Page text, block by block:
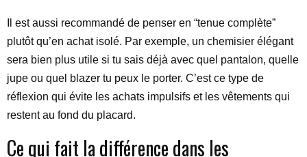
Il est aussi recommandé de penser en “tenue complète”
plutôt qu’en achat isolé. Par exemple, un chemisier élégant
sera bien plus utile si tu sais déjà avec quel pantalon, quelle
jupe ou quel blazer tu peux le porter. C’est ce type de
réflexion qui évite les achats impulsifs et les vêtements qui
restent au fond du placard.
Ce qui fait la différence dans les